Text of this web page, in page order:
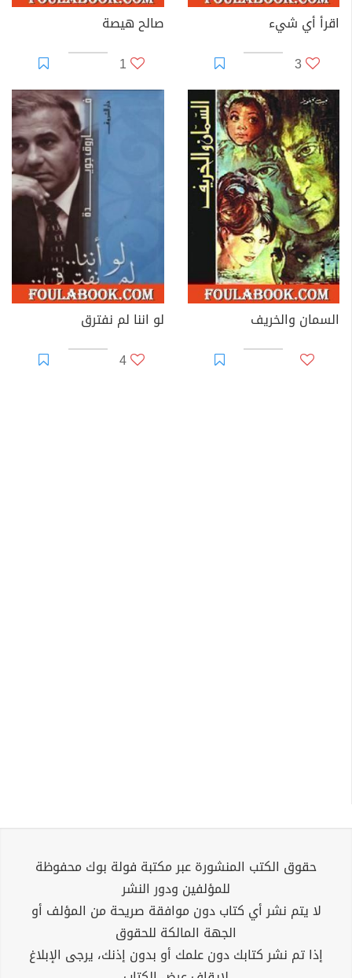
اقرأ أي شيء
3
صالح هيصة
1
السمان والخريف
لو اننا لم نفترق
4
حقوق الكتب المنشورة عبر مكتبة فولة بوك محفوظة
للمؤلفين ودور النشر
لا يتم نشر أي كتاب دون موافقة صريحة من المؤلف أو
الجهة المالكة للحقوق
إذا تم نشر كتابك دون علمك أو بدون إذنك، يرجى الإبلاغ